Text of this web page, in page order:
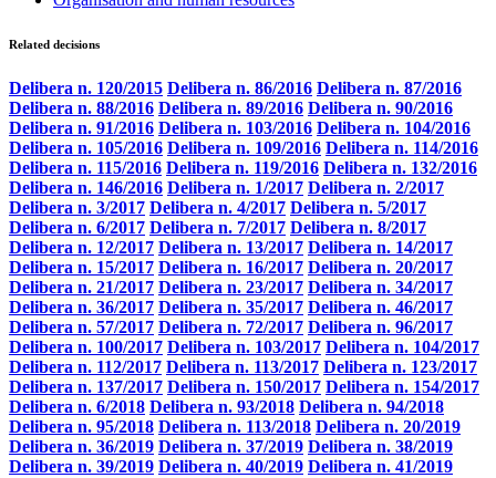
Related decisions
Delibera n. 120/2015 Delibera n. 86/2016 Delibera n. 87/2016
Delibera n. 88/2016 Delibera n. 89/2016 Delibera n. 90/2016
Delibera n. 91/2016 Delibera n. 103/2016 Delibera n. 104/2016
Delibera n. 105/2016 Delibera n. 109/2016 Delibera n. 114/2016
Delibera n. 115/2016 Delibera n. 119/2016 Delibera n. 132/2016
Delibera n. 146/2016 Delibera n. 1/2017 Delibera n. 2/2017
Delibera n. 3/2017 Delibera n. 4/2017 Delibera n. 5/2017
Delibera n. 6/2017 Delibera n. 7/2017 Delibera n. 8/2017
Delibera n. 12/2017 Delibera n. 13/2017 Delibera n. 14/2017
Delibera n. 15/2017 Delibera n. 16/2017 Delibera n. 20/2017
Delibera n. 21/2017 Delibera n. 23/2017 Delibera n. 34/2017
Delibera n. 36/2017 Delibera n. 35/2017 Delibera n. 46/2017
Delibera n. 57/2017 Delibera n. 72/2017 Delibera n. 96/2017
Delibera n. 100/2017 Delibera n. 103/2017 Delibera n. 104/2017
Delibera n. 112/2017 Delibera n. 113/2017 Delibera n. 123/2017
Delibera n. 137/2017 Delibera n. 150/2017 Delibera n. 154/2017
Delibera n. 6/2018 Delibera n. 93/2018 Delibera n. 94/2018
Delibera n. 95/2018 Delibera n. 113/2018 Delibera n. 20/2019
Delibera n. 36/2019 Delibera n. 37/2019 Delibera n. 38/2019
Delibera n. 39/2019 Delibera n. 40/2019 Delibera n. 41/2019